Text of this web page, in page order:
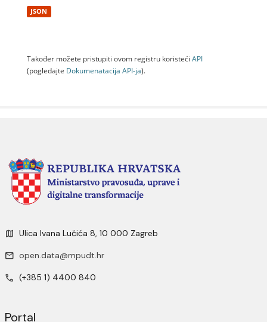
JSON
Također možete pristupiti ovom registru koristeći API
(pogledajte Dokumenаtаcijа API-jа).